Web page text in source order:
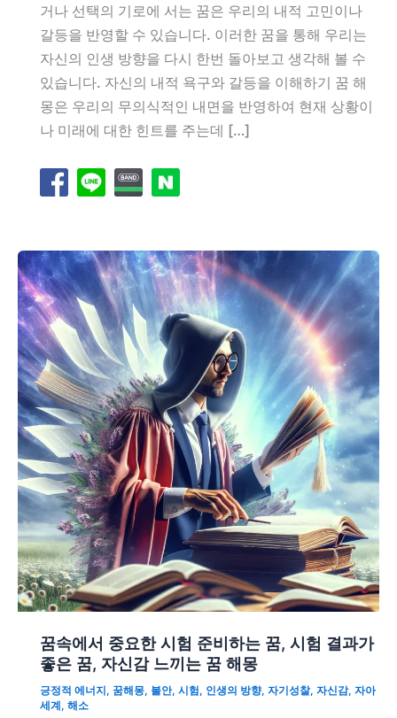
거나 선택의 기로에 서는 꿈은 우리의 내적 고민이나
갈등을 반영할 수 있습니다. 이러한 꿈을 통해 우리는
자신의 인생 방향을 다시 한번 돌아보고 생각해 볼 수
있습니다. 자신의 내적 욕구와 갈등을 이해하기 꿈 해
몽은 우리의 무의식적인 내면을 반영하여 현재 상황이
나 미래에 대한 힌트를 주는데 […]
꿈속에서 중요한 시험 준비하는 꿈, 시험 결과가
좋은 꿈, 자신감 느끼는 꿈 해몽
긍정적 에너지 , 꿈해몽, 불안, 시험 , 인생의 방향, 자기성찰, 자신감, 자아
세계 , 해소